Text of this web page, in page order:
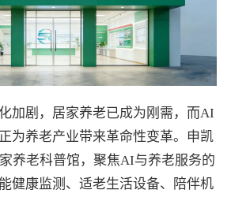
加剧，居家养老已成为刚需，而AI
为养老产业带来革命性变革。申凯
养老科普馆，聚焦AI与养老服务的
健康监测、适老生活设备、陪伴机